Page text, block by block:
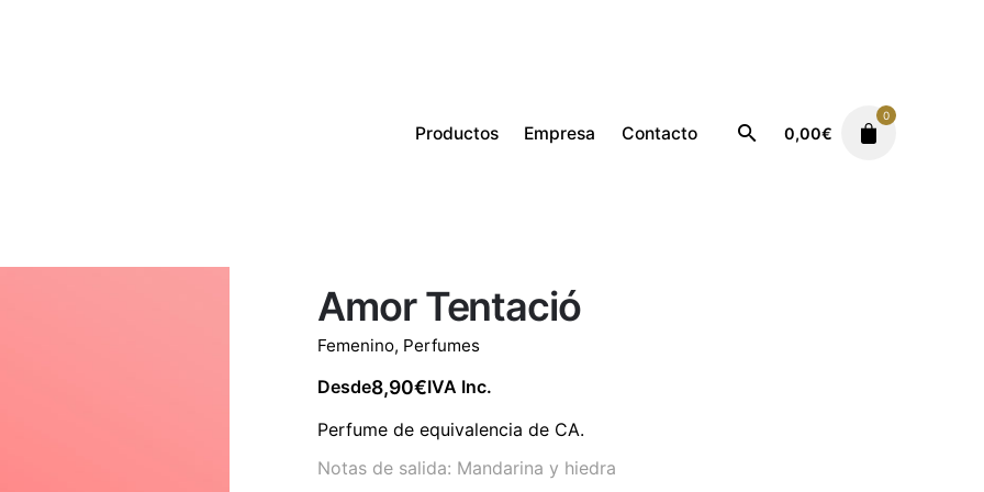
Productos Empresa Contacto 0,00€
0
Amor Tentació
Femenino, Perfumes
Desde8,90€IVA Inc.
Perfume de equivalencia de CA.
Notas de salida: Mandarina y hiedra